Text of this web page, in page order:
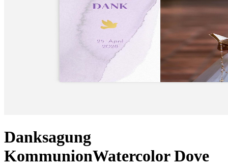
Danksagung
KommunionWatercolor Dove